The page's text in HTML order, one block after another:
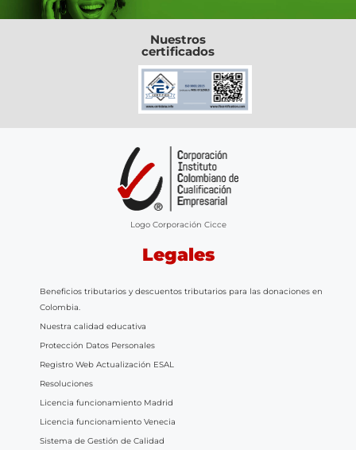
Nuestros
certificados
Logo Corporación Cicce
Legales
Beneficios tributarios y descuentos tributarios para las donaciones en
Colombia.
Nuestra calidad educativa
Protección Datos Personales
Registro Web Actualización ESAL
Resoluciones
Licencia funcionamiento Madrid
Licencia funcionamiento Venecia
Sistema de Gestión de Calidad